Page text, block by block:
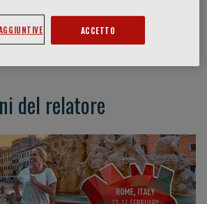
del relatore
ACCETTO